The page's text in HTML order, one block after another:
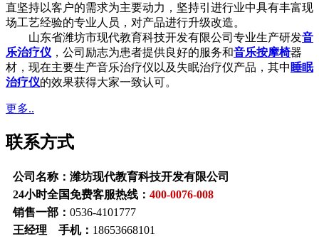
直坚持以客户的需求为主要动力，坚持引进行业中具有丰富现
场工艺经验的专业人员，对产品进行升级改造。
山东省潍坊市现代教育科技开发有限公司专业生产研发音
乐治疗仪 ，公司励志为患者提供良好的服务和音乐按摩椅器
材，现在主要生产音乐治疗仪以及失眠治疗仪产品，其中 睡眠
治疗仪的效果获得大家一致认可。
更多..
联系方式
公司名称：潍坊现代教育科技开发有限公司
24小时全国免费客服热线： 400-0076-008
销售一部： 0536-4101777
王经理 手机： 18653668101